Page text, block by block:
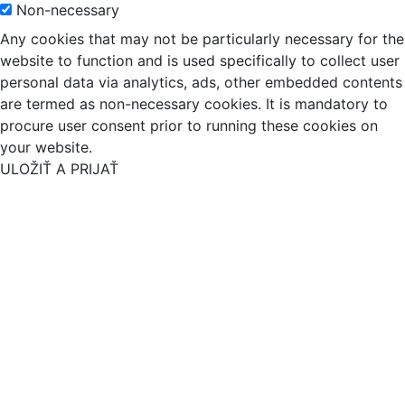
Non-necessary
Any cookies that may not be particularly necessary for the
website to function and is used specifically to collect user
personal data via analytics, ads, other embedded contents
are termed as non-necessary cookies. It is mandatory to
procure user consent prior to running these cookies on
your website.
ULOŽIŤ A PRIJAŤ